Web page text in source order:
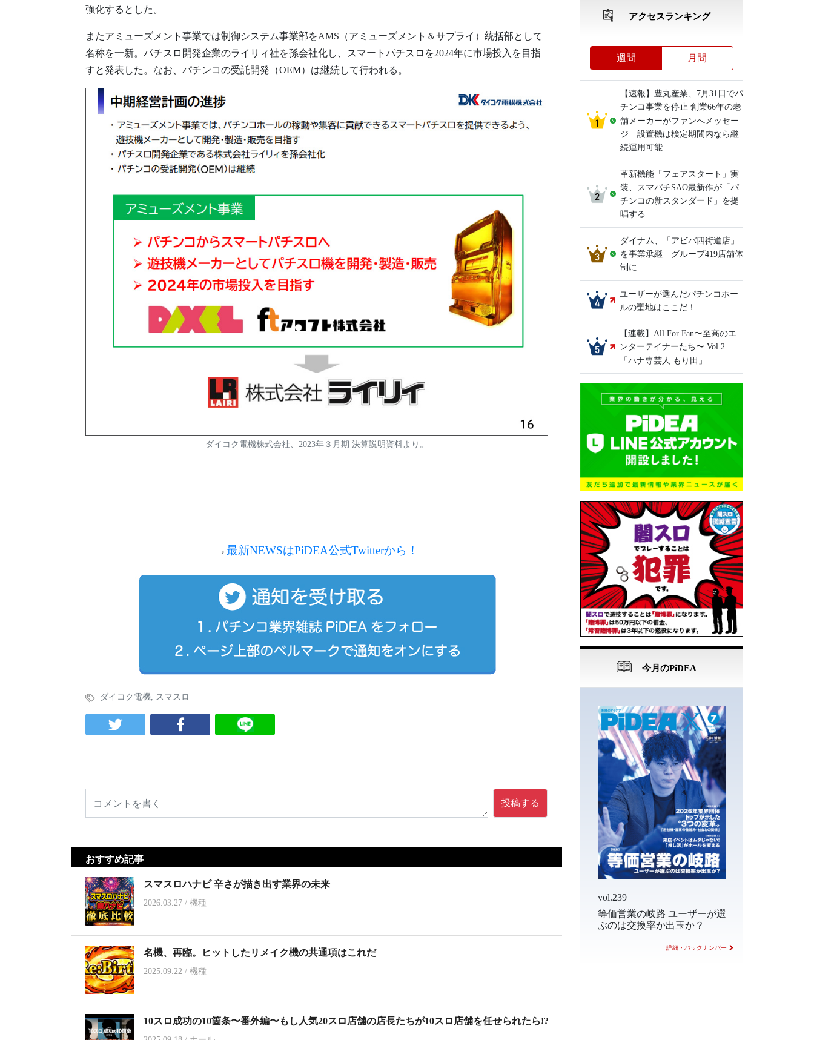
強化するとした。
またアミューズメント事業では制御システム事業部をAMS（アミューズメント＆サプライ）統括部として
名称を一新。パチスロ開発企業のライリィ社を孫会社化し、スマートパチスロを2024年に市場投入を目指
すと発表した。なお、パチンコの受託開発（OEM）は継続して行われる。
ダイコク電機株式会社、2023年３月期 決算説明資料より。
→最新NEWSはPiDEA公式Twitterから！
ダイコク電機, スマスロ
投稿する
おすすめ記事
スマスロハナビ 辛さが描き出す業界の未来
2026.03.27 / 機種
名機、再臨。ヒットしたリメイク機の共通項はこれだ
2025.09.22 / 機種
10スロ成功の10箇条〜番外編〜もし人気20スロ店舗の店長たちが10スロ店舗を任せられたら!?
アクセスランキング
週間 月間
【速報】豊丸産業、7月31日でパ
チンコ事業を停止 創業66年の老
舗メーカーがファンへメッセー
ジ 設置機は検定期間内なら継
続運用可能
革新機能「フェアスタート」実
装、スマパチSAO最新作が「パ
チンコの新スタンダード」を提
唱する
ダイナム、「アビバ四街道店」
を事業承継 グループ419店舗体
制に
ユーザーが選んだパチンコホー
ルの聖地はここだ！
【連載】All For Fan〜至高のエ
ンターテイナーたち〜 Vol.2
「ハナ専芸人 もり田」
今月のPiDEA
vol.239
等価営業の岐路 ユーザーが選
ぶのは交換率か出玉か？
詳細・バックナンバー